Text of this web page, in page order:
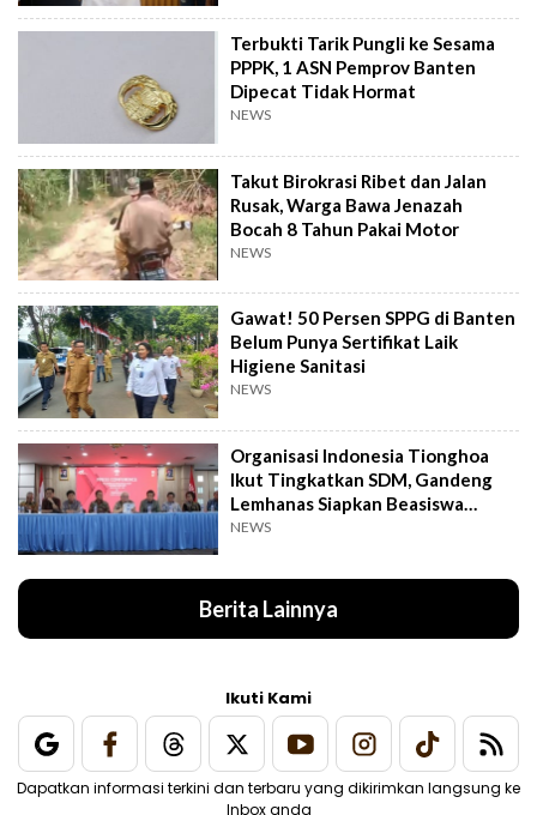
Terbukti Tarik Pungli ke Sesama
PPPK, 1 ASN Pemprov Banten
Dipecat Tidak Hormat
NEWS
Takut Birokrasi Ribet dan Jalan
Rusak, Warga Bawa Jenazah
Bocah 8 Tahun Pakai Motor
NEWS
Gawat! 50 Persen SPPG di Banten
Belum Punya Sertifikat Laik
Higiene Sanitasi
NEWS
Organisasi Indonesia Tionghoa
Ikut Tingkatkan SDM, Gandeng
Lemhanas Siapkan Beasiswa
Hingga S3
NEWS
Berita Lainnya
Ikuti Kami
Dapatkan informasi terkini dan terbaru yang dikirimkan langsung ke
Inbox anda